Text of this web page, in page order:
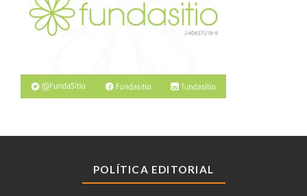
POLÍTICA EDITORIAL